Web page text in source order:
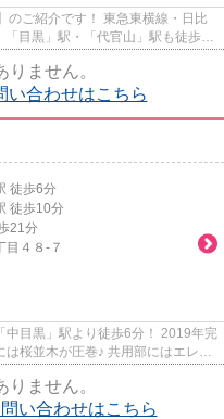
ご紹介です！ 東急東横線・日比
目黒」駅・「代官山」駅も徒歩圏
ません。
合わせはこちら
徒歩6分
徒歩10分
21分
目４８-７
黒」駅より徒歩6分！ 2019年完
桜並木が圧巻♪ 共用部にはエレベ
ません。
い合わせはこちら